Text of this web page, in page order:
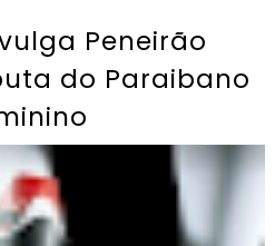
Peneirão
do Paraibano